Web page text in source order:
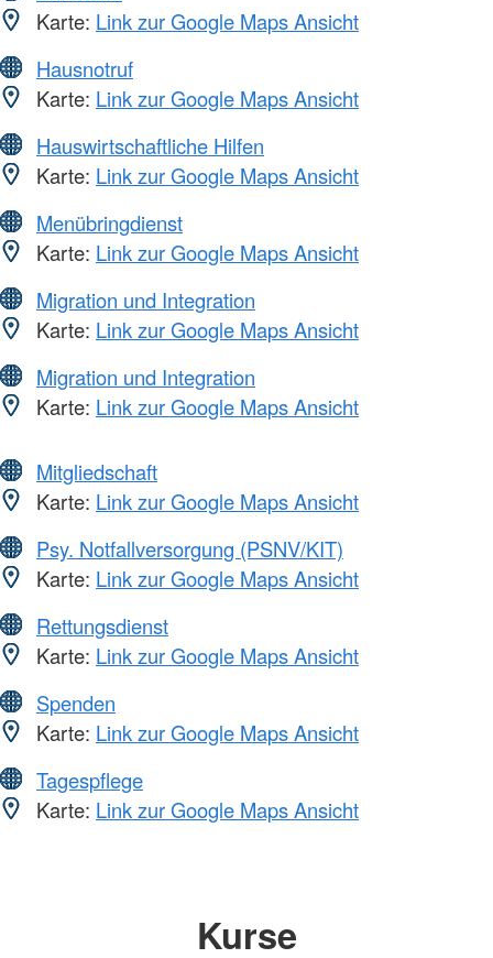
Karte: Link zur Google Maps Ansicht
Hausnotruf
Karte: Link zur Google Maps Ansicht
Hauswirtschaftliche Hilfen
Karte: Link zur Google Maps Ansicht
Menübringdienst
Karte: Link zur Google Maps Ansicht
Migration und Integration
Karte: Link zur Google Maps Ansicht
Migration und Integration
Karte: Link zur Google Maps Ansicht
Mitgliedschaft
Karte: Link zur Google Maps Ansicht
Psy. Notfallversorgung (PSNV/KIT)
Karte: Link zur Google Maps Ansicht
Rettungsdienst
Karte: Link zur Google Maps Ansicht
Spenden
Karte: Link zur Google Maps Ansicht
Tagespflege
Karte: Link zur Google Maps Ansicht
Kurse